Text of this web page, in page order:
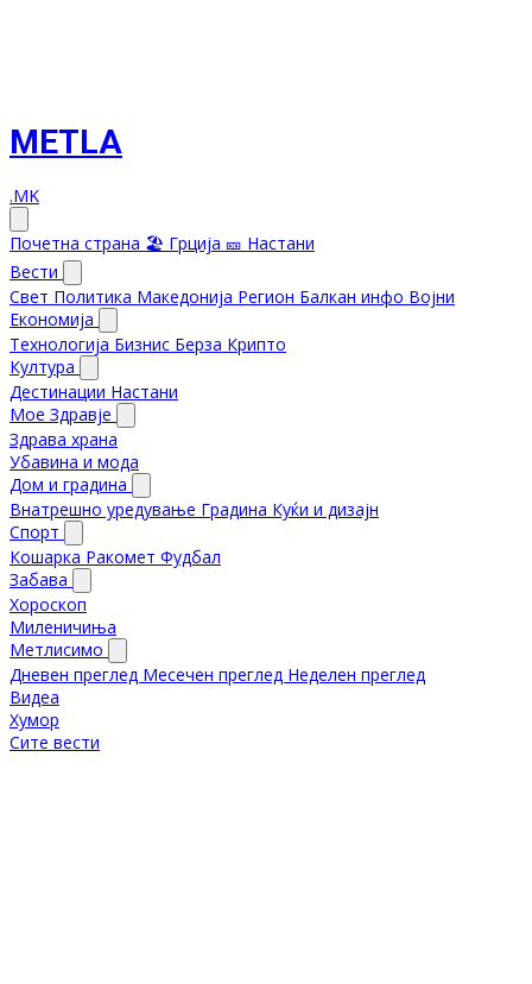
METLA
.MK
Почетна страна 🏖️ Грција 🎫 Настани
Вести
Свет Политика Македонија Регион Балкан инфо Војни
Економија
Технологија Бизнис Берза Крипто
Култура
Дестинации Настани
Мое Здравје
Здрава храна
Убавина и мода
Дом и градина
Внатрешно уредување Градина Куќи и дизајн
Спорт
Кошарка Ракомет Фудбал
Забава
Хороскоп
Миленичиња
Метлисимо
Дневен преглед Месечен преглед Неделен преглед
Видеа
Хумор
Сите вести